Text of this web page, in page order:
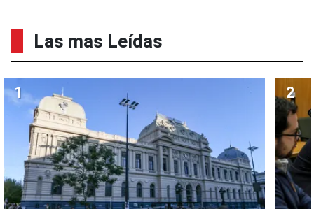
Las mas Leídas